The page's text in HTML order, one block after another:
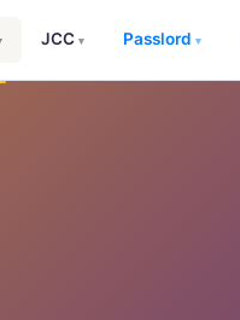
JCC ▾ Passlord ▾